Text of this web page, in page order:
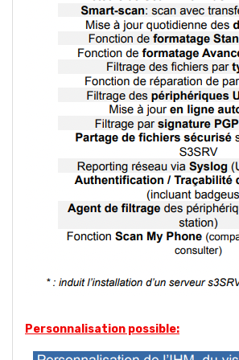
Personnalisation possible: